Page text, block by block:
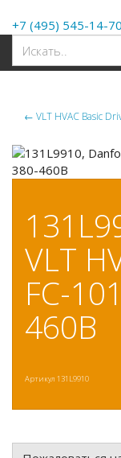
+7 (495) 545-14-
← VLT HVAC Basic
VLT
FC-
460В
Артикул 131L9910